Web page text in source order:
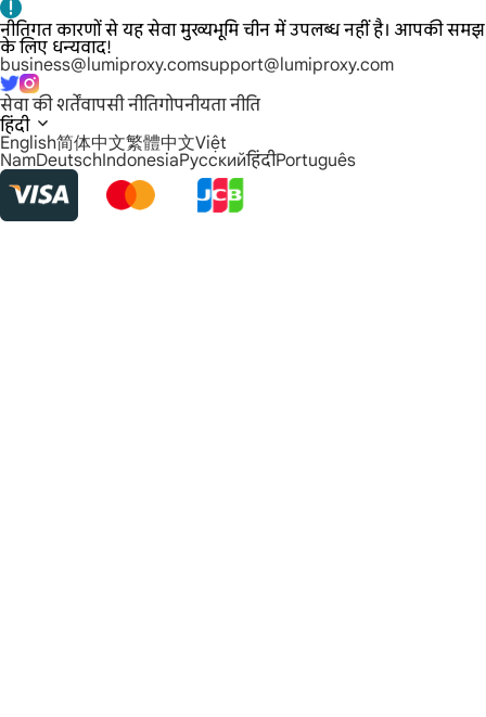
नीतिगत कारणों से यह सेवा मुख्यभूमि चीन में उपलब्ध नहीं है। आपकी समझ
के लिए धन्यवाद!
business@lumiproxy.comsupport@lumiproxy.com
सेवा की शर्तेंवापसी नीतिगोपनीयता नीति
हिंदी
English简体中文繁體中文Việt
NamDeutschIndonesiaРусскийहिंदीPortuguês